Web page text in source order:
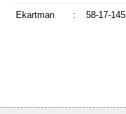
Ekartman : 58-17-145